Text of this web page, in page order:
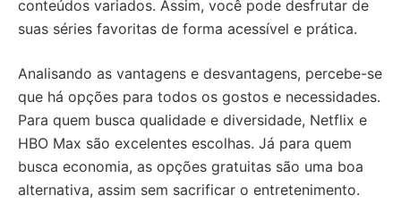
conteúdos variados. Assim, você pode desfrutar de
suas séries favoritas de forma acessível e prática.
Analisando as vantagens e desvantagens, percebe-se
que há opções para todos os gostos e necessidades.
Para quem busca qualidade e diversidade, Netflix e
HBO Max são excelentes escolhas. Já para quem
busca economia, as opções gratuitas são uma boa
alternativa, assim sem sacrificar o entretenimento.